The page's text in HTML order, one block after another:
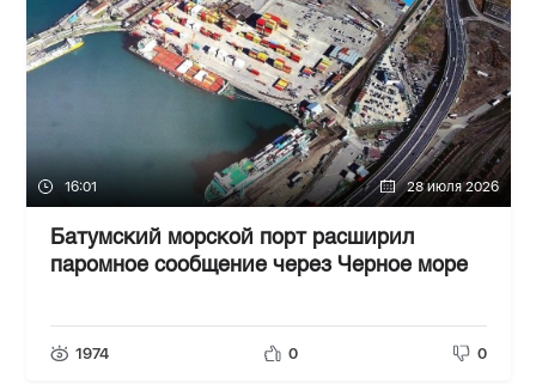
16:01 28 июля 2026
Батумский морской порт расширил
паромное сообщение через Черное море
1974 0 0